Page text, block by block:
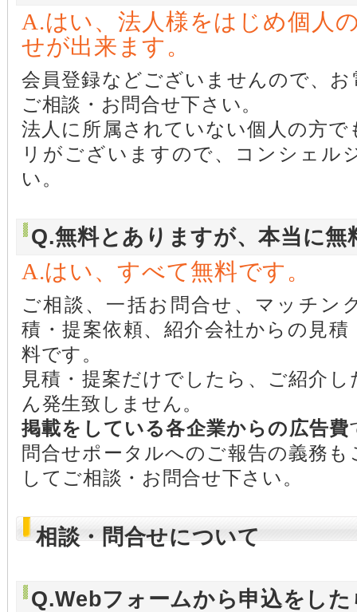
A.はい、法人様をはじめ個人
せが出来ます。
会員登録などございませんので、
ご相談・お問合せ下さい。
法人に所属されていない個人の方
リがございますので、コンシェル
い。
Q.無料とありますが、本当に無
A.はい、すべて無料です。
ご相談、一括お問合せ、マッチン
積・提案依頼、紹介会社からの見
料です。
見積・提案だけでしたら、ご紹介
ん発生致しません。
掲載をしている各企業からの広告費
問合せポータルへのご報告の義務
してご相談・お問合せ下さい。
相談・問合せについて
Q.Webフォームから申込をし